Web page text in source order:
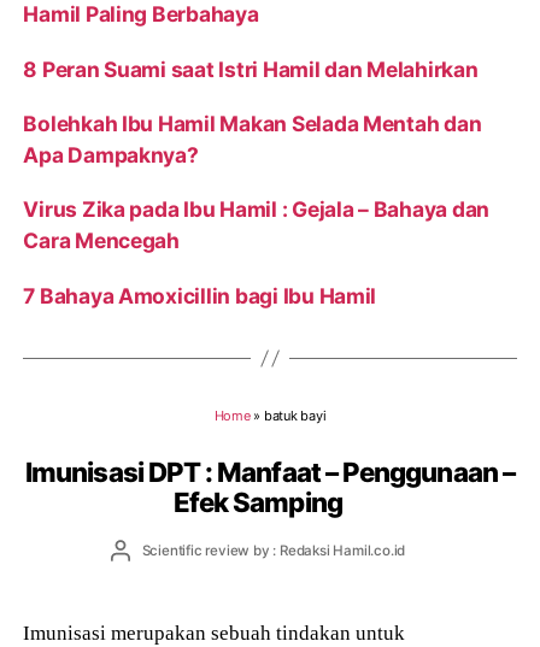
Hamil Paling Berbahaya
8 Peran Suami saat Istri Hamil dan Melahirkan
Bolehkah Ibu Hamil Makan Selada Mentah dan
Apa Dampaknya?
Virus Zika pada Ibu Hamil : Gejala – Bahaya dan
Cara Mencegah
7 Bahaya Amoxicillin bagi Ibu Hamil
Home» batuk bayi
Imunisasi DPT : Manfaat – Penggunaan –
Efek Samping
PostScientific review by : Redaksi Hamil.co.id
Imunisasi merupakan sebuah tindakan untuk